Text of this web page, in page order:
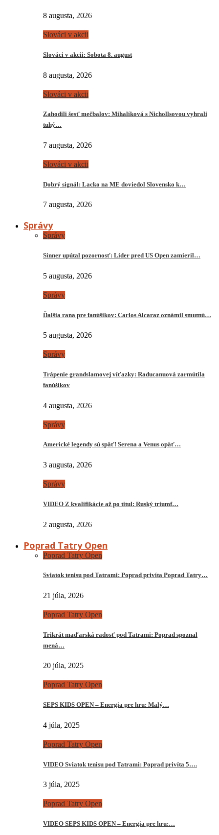
8 augusta, 2026
Slováci v akcii
Slováci v akcii: Sobota 8. august
8 augusta, 2026
Slováci v akcii
Zahodili šesť mečbalov: Mihalíková s Nichollsovou vyhrali
tuhý…
7 augusta, 2026
Slováci v akcii
Dobrý signál: Lacko na ME doviedol Slovensko k…
7 augusta, 2026
Správy
Správy
Sinner upútal pozornosť: Líder pred US Open zamieril…
5 augusta, 2026
Správy
Ďalšia rana pre fanúšikov: Carlos Alcaraz oznámil smutnú…
5 augusta, 2026
Správy
Trápenie grandslamovej víťazky: Raducanuová zarmútila
fanúšikov
4 augusta, 2026
Správy
Americké legendy sú späť! Serena a Venus opäť…
3 augusta, 2026
Správy
VIDEO Z kvalifikácie až po titul: Ruský triumf…
2 augusta, 2026
Poprad Tatry Open
Poprad Tatry Open
Sviatok tenisu pod Tatrami: Poprad privíta Poprad Tatry…
21 júla, 2026
Poprad Tatry Open
Trikrát maďarská radosť pod Tatrami: Poprad spoznal
mená…
20 júla, 2025
Poprad Tatry Open
SEPS KIDS OPEN – Energia pre hru: Malý…
4 júla, 2025
Poprad Tatry Open
VIDEO Sviatok tenisu pod Tatrami: Poprad privíta 5….
3 júla, 2025
Poprad Tatry Open
VIDEO SEPS KIDS OPEN – Energia pre hru:…